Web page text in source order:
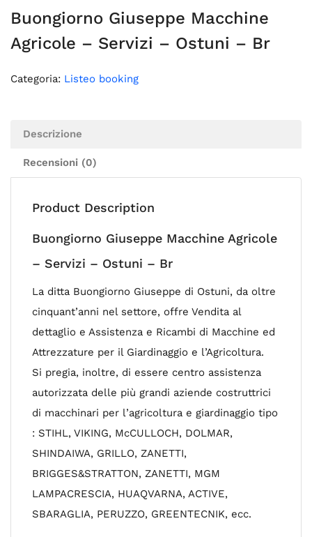
Buongiorno Giuseppe Macchine
Agricole – Servizi – Ostuni – Br
Categoria: Listeo booking
Descrizione
Recensioni (0)
Product Description
Buongiorno Giuseppe Macchine Agricole
– Servizi – Ostuni – Br
La ditta Buongiorno Giuseppe di Ostuni, da oltre
cinquant’anni nel settore, offre Vendita al
dettaglio e Assistenza e Ricambi di Macchine ed
Attrezzature per il Giardinaggio e l’Agricoltura.
Si pregia, inoltre, di essere centro assistenza
autorizzata delle più grandi aziende costruttrici
di macchinari per l’agricoltura e giardinaggio tipo
: STIHL, VIKING, McCULLOCH, DOLMAR,
SHINDAIWA, GRILLO, ZANETTI,
BRIGGES&STRATTON, ZANETTI, MGM
LAMPACRESCIA, HUAQVARNA, ACTIVE,
SBARAGLIA, PERUZZO, GREENTECNIK, ecc.